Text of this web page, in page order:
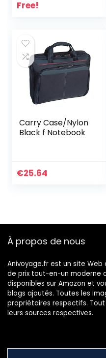
Free!
Carry Case/Nylon
Black f Notebook
€25.64
À propos de nous
Anivoyage.fr est un site
de prix tout-en-un moderne
disponibles sur Amazon et
blogs ajoutés. Toutes les
propriétaires respectifs.
leurs sources respectives.